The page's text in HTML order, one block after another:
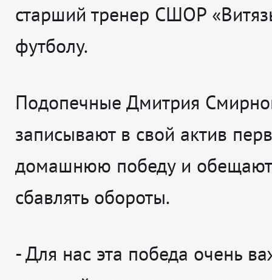
старший тренер СШОР
футболу.
Подопечные Дмитрия
записывают в свой актив
домашнюю победу и
сбавлять обороты.
-Для нас эта победа очень